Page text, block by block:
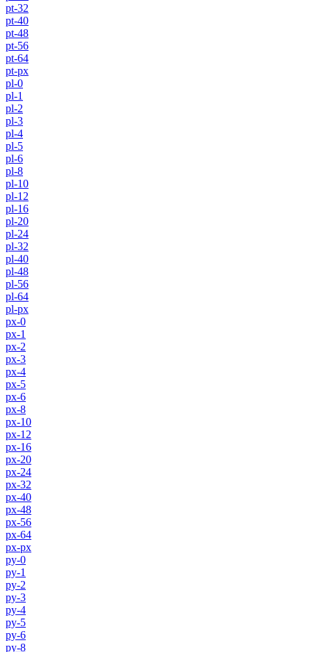
pt-32
pt-40
pt-48
pt-56
pt-64
pt-px
pl-0
pl-1
pl-2
pl-3
pl-4
pl-5
pl-6
pl-8
pl-10
pl-12
pl-16
pl-20
pl-24
pl-32
pl-40
pl-48
pl-56
pl-64
pl-px
px-0
px-1
px-2
px-3
px-4
px-5
px-6
px-8
px-10
px-12
px-16
px-20
px-24
px-32
px-40
px-48
px-56
px-64
px-px
py-0
py-1
py-2
py-3
py-4
py-5
py-6
py-8